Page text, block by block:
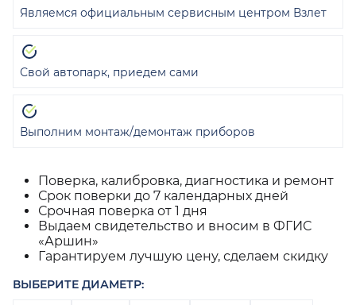
Поверка, калибровка, диагностика и ремонт
Срок поверки до 7 календарных дней
Срочная поверка от 1 дня
Выдаем свидетельство и вносим в ФГИС
«Аршин»
Гарантируем лучшую цену, сделаем скидку
ВЫБЕРИТЕ ДИАМЕТР:
Являемся официальным сервисным центром Взлет
Свой автопарк, приедем сами
Выполним монтаж/демонтаж приборов